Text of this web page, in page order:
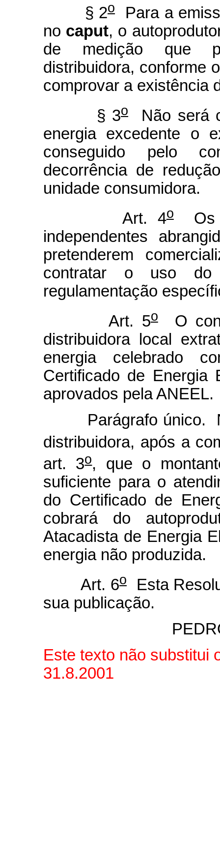
§ 2o
Para a
no caput, o
de medição que
distribuidora, conforme
comprovar a existência
§ 3o
Não será
energia excedente o
conseguido pelo
decorrência de
unidade consumidora.
Art. 4oOs
independentes
pretenderem
contratar o uso do
regulamentação
Art. 5o
O
distribuidora local
energia celebrado
Certificado de Energia
aprovados pela ANEEL.
Parágrafo único.
distribuidora, após a
art. 3o, que o
suficiente para o
do Certificado de
cobrará do
Atacadista de Energia
energia não produzida.
Art. 6o
Esta
sua publicação.
Este texto não substitui
31.8.2001